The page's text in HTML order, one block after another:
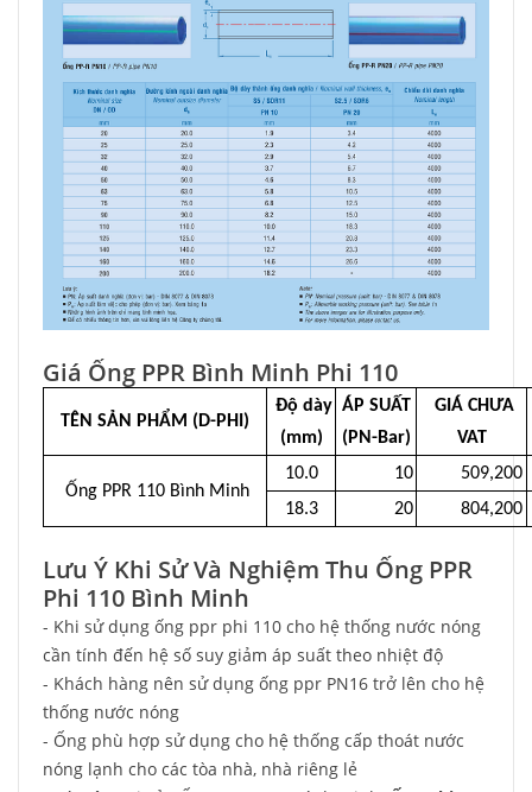
Giá Ống PPR Bình Minh Phi 110
TÊN SẢN PHẨM (D-PHI)
Độ dày
(mm)
ÁP SUẤT
(PN-Bar)
GIÁ CHƯA
VAT
Ống PPR 110 Bình Minh
10.0 10 509,200
18.3
20 804,200
Lưu Ý Khi Sử Và Nghiệm Thu Ống PPR
Phi 110 Bình Minh
- Khi sử dụng ống ppr phi 110 cho hệ thống nước nóng
cần tính đến hệ số suy giảm áp suất theo nhiệt độ
- Khách hàng nên sử dụng ống ppr PN16 trở lên cho hệ
thống nước nóng
- Ống phù hợp sử dụng cho hệ thống cấp thoát nước
nóng lạnh cho các tòa nhà, nhà riêng lẻ